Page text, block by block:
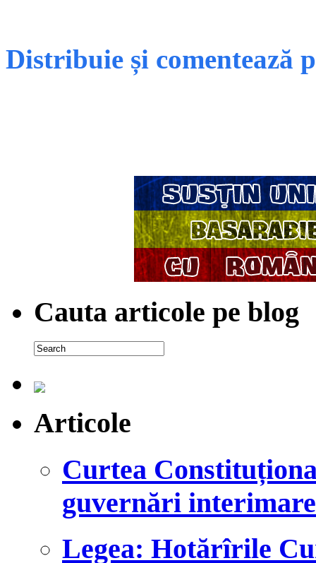
Distribuie și comentează
Cauta articole pe blog
Articole
Curtea
guvernări interimare
Legea: Hotărîrile